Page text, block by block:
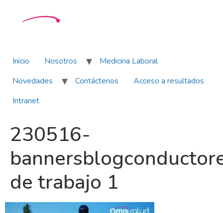
Inicio Nosotros
Medicina Laboral
Novedades
Contáctenos
Acceso a resultados
Intranet
230516-
de trabajo 1